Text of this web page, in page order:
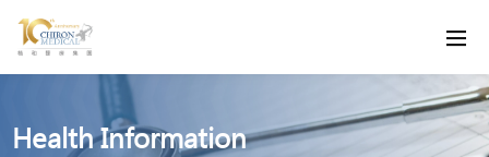
Health Information